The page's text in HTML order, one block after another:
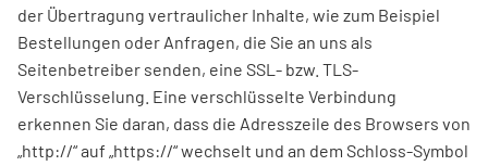
der Übertragung vertraulicher Inhalte, wie zum Beispiel
Bestellungen oder Anfragen, die Sie an uns als
Seitenbetreiber senden, eine SSL- bzw. TLS-
Verschlüsselung. Eine verschlüsselte Verbindung
erkennen Sie daran, dass die Adresszeile des Browsers von
„http://“ auf „https://“ wechselt und an dem Schloss-Symbol